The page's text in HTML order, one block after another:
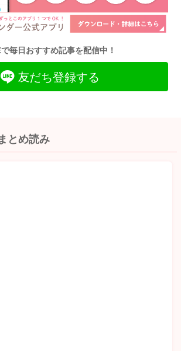
毎日おすすめ記事を配信中！
友だち登録する
とめ読み